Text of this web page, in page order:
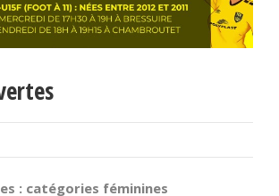
: catégories féminines